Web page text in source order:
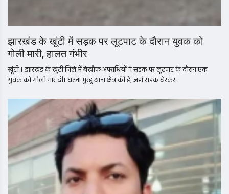
झारखंड के खूंटी में सड़क पर लूटपाट के दौरान युवक को
गोली मारी, हालत गंभीर
खूंटी । झारखंड के खूंटी जिले में बेखौफ अपराधियों ने सड़क पर लूटपाट के दौरान एक
युवक को गोली मार दी। घटना मुरहू थाना क्षेत्र की है, जहां सड़क घेरकर...